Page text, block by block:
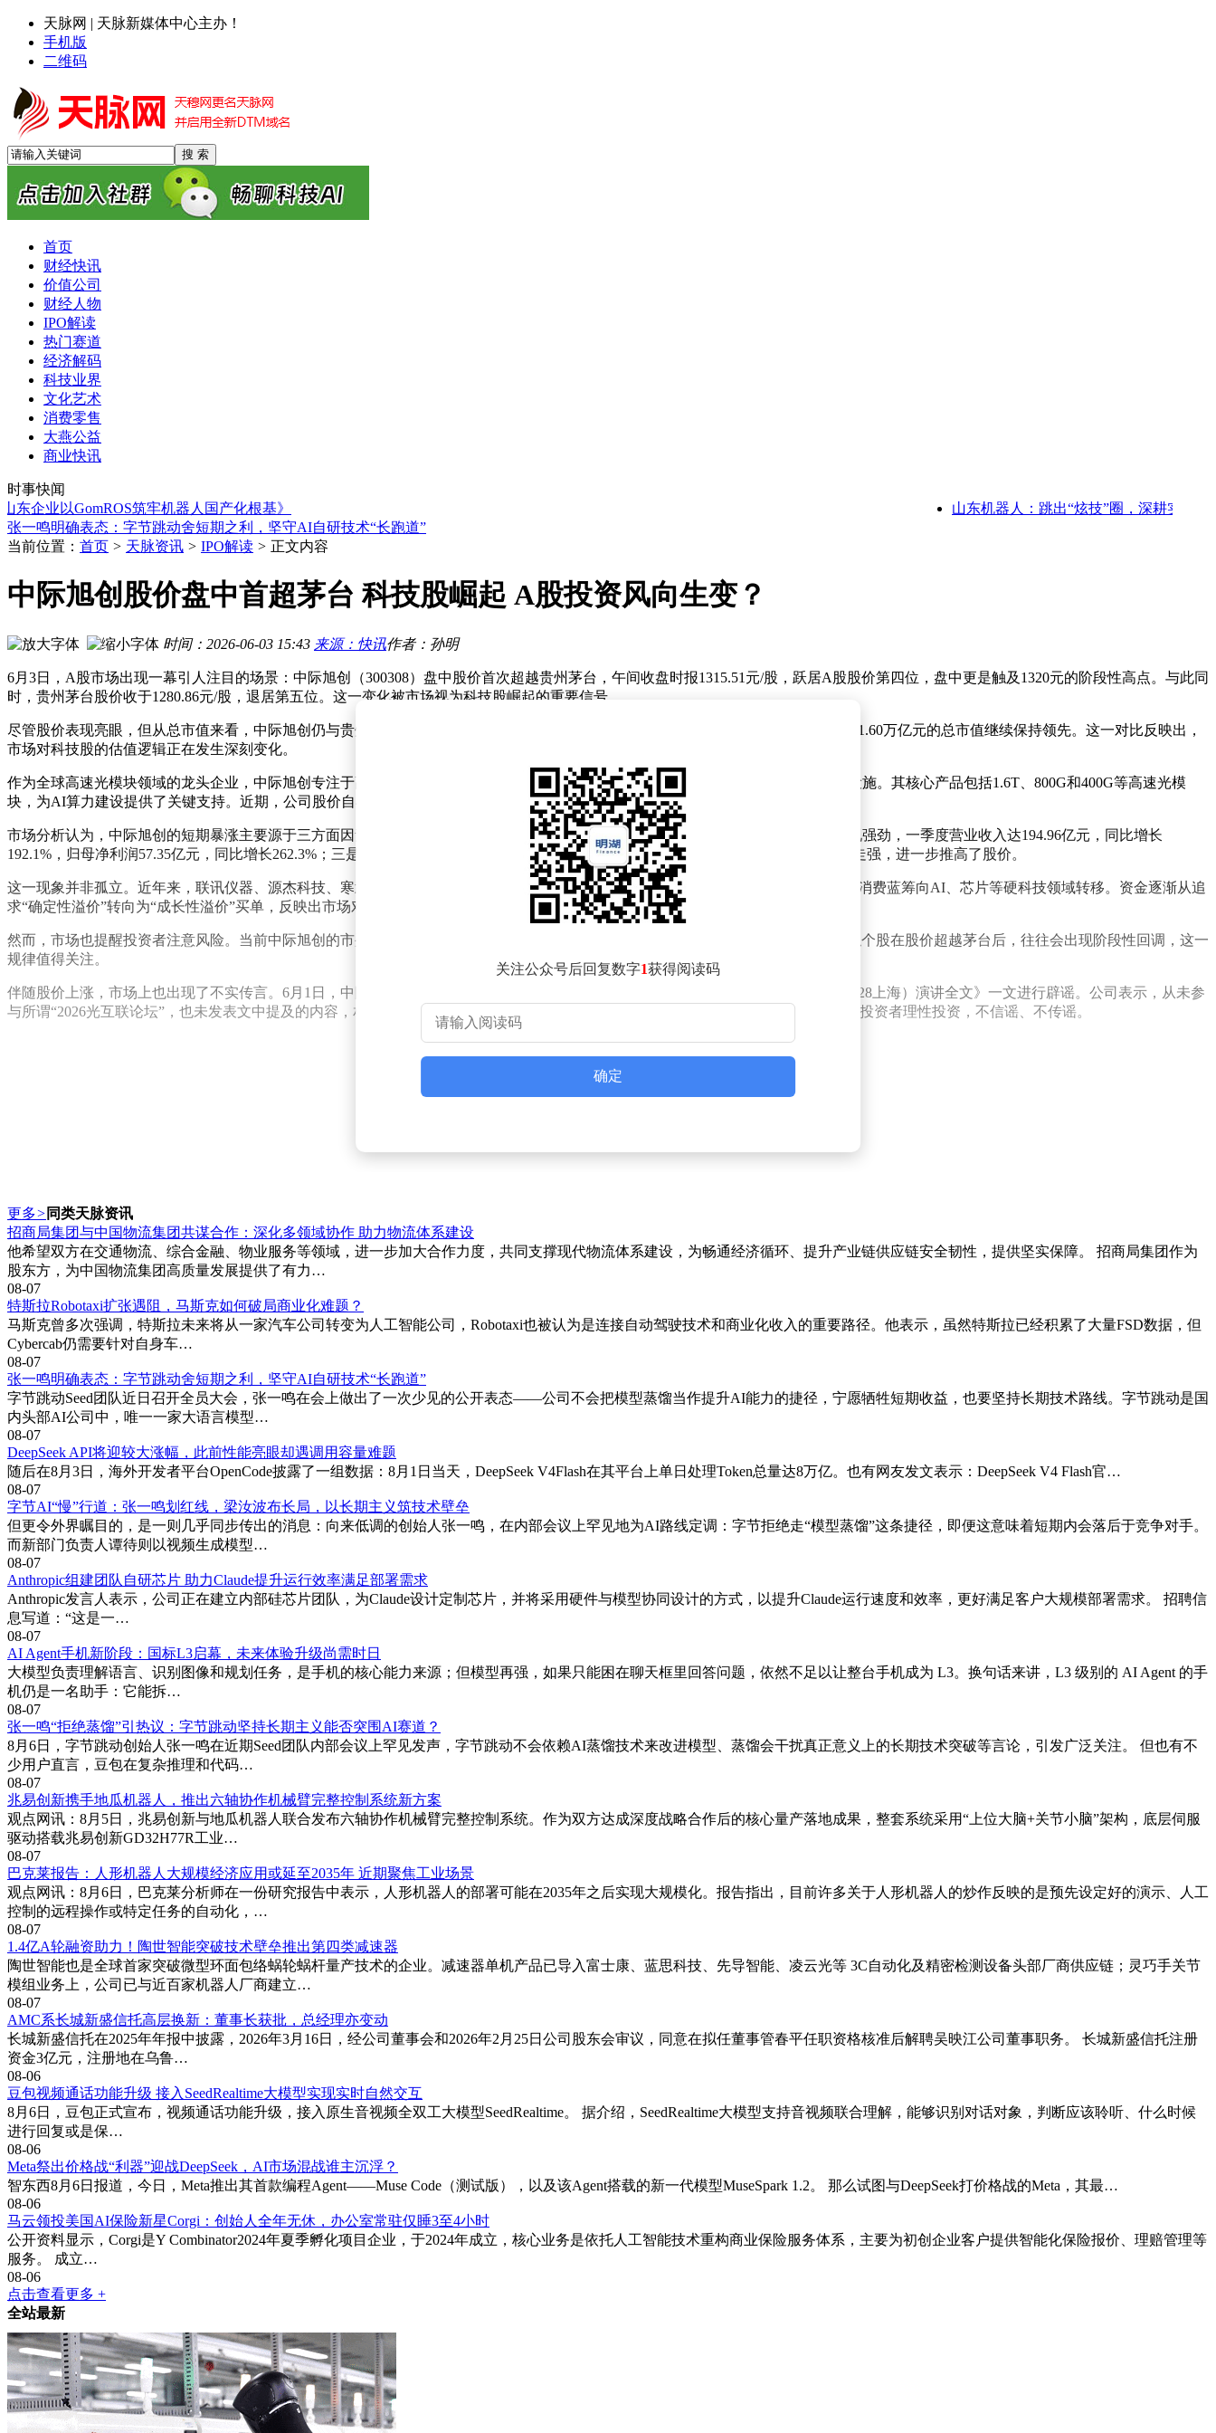
天脉网 | 天脉新媒体中心主办！
手机版
二维码
首页
财经快讯
价值公司
财经人物
IPO解读
热门赛道
经济解码
科技业界
文化艺术
消费零售
大燕公益
商业快讯
时事快闻
业以GomROS筑牢机器人国产化根基》
山东机器人：跳出“炫技”圈，深耕实干田，赋
巴克莱报告：人形机器人大规模经济应用或延至2035年 近期聚焦工业场景
特斯拉Robotaxi扩张遇阻，马斯克如何破局商业化难题？
张一鸣明确表态：字节跳动舍短期之利，坚守AI自研技术“长跑道”
DeepSeek API将迎较大涨幅，此前性能亮眼却遇调用容量难题
字节AI“慢”行道：张一鸣划红线，梁汝波布长局，以长期主义筑技术壁垒
AI Agent手机新阶段：国标L3启幕，未来体验升级尚需时日
张一鸣“拒绝蒸馏”引热议：字节跳动坚持长期主义能否突围AI赛道？
巴克莱报告：人形机器人大规模经济应用或延至2035年 近期聚焦工业场景
当前位置： 首页 > 天脉资讯 > IPO解读 > 正文内容
中际旭创股价盘中首超茅台 科技股崛起 A股投资风向生变？
时间：2026-06-03 15:43 来源：快讯作者：孙明
6月3日，A股市场出现一幕引人注目的场景：中际旭创（300308）盘中股价首次超越贵州茅台，午间收盘时报1315.51元/股，跃居A股股价第四位，盘中更是触及1320元的阶段性高点。与此同
时，贵州茅台股价收于1280.86元/股，退居第五位。这一变化被市场视为科技股崛起的重要信号。
尽管股价表现亮眼，但从总市值来看，中际旭创仍与贵州茅台存在差距。截至午盘收盘，中际旭创总市值为1.47万亿元，而贵州茅台以1.60万亿元的总市值继续保持领先。这一对比反映出，
市场对科技股的估值逻辑正在发生深刻变化。
作为全球高速光模块领域的龙头企业，中际旭创专注于高端光通信收发模块的研发与销售，产品广泛应用于云数据中心和AI算力基础设施。其核心产品包括1.6T、800G和400G等高速光模
块，为AI算力建设提供了关键支持。近期，公司股价自4月初低点以来已累计上涨近100%，引发市场广泛关注。
市场分析认为，中际旭创的短期暴涨主要源于三方面因素：一是全球AI算力资本开支激增，导致相关产品供不应求；二是公司业绩表现强劲，一季度营业收入达194.96亿元，同比增长
192.1%，归母净利润57.35亿元，同比增长262.3%；三是资金流向发生转变，公募、北向和量化资金纷纷加仓科技股，叠加创业板行情走强，进一步推高了股价。
这一现象并非孤立。近年来，联讯仪器、源杰科技、寒武纪等科技股也曾阶段性超越贵州茅台的股价，显示出A股投资风向正在从传统消费蓝筹向AI、芯片等硬科技领域转移。资金逐渐从追
求“确定性溢价”转向为“成长性溢价”买单，反映出市场对科技创新驱动的新周期充满期待。
然而，市场也提醒投资者注意风险。当前中际旭创的市盈率显著高于贵州茅台，短期股价可能已透支部分远期业绩预期。历史上，类似个股在股价超越茅台后，往往会出现阶段性回调，这一
规律值得关注。
伴随股价上涨，市场上也出现了不实传言。6月1日，中际旭创发布澄清公告，针对网络上流传的《中际旭创董事长2026光互联论坛（5.28上海）演讲全文》一文进行辟谣。公司表示，从未参
与所谓“2026光互联论坛”，也未发表文中提及的内容，相关文章为虚假信息。公司已固定证据，将依法追究造谣者的法律责任，并呼吁投资者理性投资，不信谣、不传谣。
关注公众号后回复数字1获得阅读码
确定
更多> 同类天脉资讯
招商局集团与中国物流集团共谋合作：深化多领域协作 助力物流体系建设
他希望双方在交通物流、综合金融、物业服务等领域，进一步加大合作力度，共同支撑现代物流体系建设，为畅通经济循环、提升产业链供应链安全韧性，提供坚实保障。 招商局集团作为
股东方，为中国物流集团高质量发展提供了有力…
08-07
特斯拉Robotaxi扩张遇阻，马斯克如何破局商业化难题？
马斯克曾多次强调，特斯拉未来将从一家汽车公司转变为人工智能公司，Robotaxi也被认为是连接自动驾驶技术和商业化收入的重要路径。他表示，虽然特斯拉已经积累了大量FSD数据，但
Cybercab仍需要针对自身车…
08-07
张一鸣明确表态：字节跳动舍短期之利，坚守AI自研技术“长跑道”
字节跳动Seed团队近日召开全员大会，张一鸣在会上做出了一次少见的公开表态——公司不会把模型蒸馏当作提升AI能力的捷径，宁愿牺牲短期收益，也要坚持长期技术路线。字节跳动是国
内头部AI公司中，唯一一家大语言模型…
08-07
DeepSeek API将迎较大涨幅，此前性能亮眼却遇调用容量难题
随后在8月3日，海外开发者平台OpenCode披露了一组数据：8月1日当天，DeepSeek V4Flash在其平台上单日处理Token总量达8万亿。也有网友发文表示：DeepSeek V4 Flash官…
08-07
字节AI“慢”行道：张一鸣划红线，梁汝波布长局，以长期主义筑技术壁垒
但更令外界瞩目的，是一则几乎同步传出的消息：向来低调的创始人张一鸣，在内部会议上罕见地为AI路线定调：字节拒绝走“模型蒸馏”这条捷径，即便这意味着短期内会落后于竞争对手。
而新部门负责人谭待则以视频生成模型…
08-07
Anthropic组建团队自研芯片 助力Claude提升运行效率满足部署需求
Anthropic发言人表示，公司正在建立内部硅芯片团队，为Claude设计定制芯片，并将采用硬件与模型协同设计的方式，以提升Claude运行速度和效率，更好满足客户大规模部署需求。 招聘信
息写道：“这是一…
08-07
AI Agent手机新阶段：国标L3启幕，未来体验升级尚需时日
大模型负责理解语言、识别图像和规划任务，是手机的核心能力来源；但模型再强，如果只能困在聊天框里回答问题，依然不足以让整台手机成为 L3。换句话来讲，L3 级别的 AI Agent 的手
机仍是一名助手：它能拆…
08-07
张一鸣“拒绝蒸馏”引热议：字节跳动坚持长期主义能否突围AI赛道？
8月6日，字节跳动创始人张一鸣在近期Seed团队内部会议上罕见发声，字节跳动不会依赖AI蒸馏技术来改进模型、蒸馏会干扰真正意义上的长期技术突破等言论，引发广泛关注。 但也有不
少用户直言，豆包在复杂推理和代码…
08-07
兆易创新携手地瓜机器人，推出六轴协作机械臂完整控制系统新方案
观点网讯：8月5日，兆易创新与地瓜机器人联合发布六轴协作机械臂完整控制系统。作为双方达成深度战略合作后的核心量产落地成果，整套系统采用“上位大脑+关节小脑”架构，底层伺服
驱动搭载兆易创新GD32H77R工业…
08-07
巴克莱报告：人形机器人大规模经济应用或延至2035年 近期聚焦工业场景
观点网讯：8月6日，巴克莱分析师在一份研究报告中表示，人形机器人的部署可能在2035年之后实现大规模化。报告指出，目前许多关于人形机器人的炒作反映的是预先设定好的演示、人工
控制的远程操作或特定任务的自动化，…
08-07
1.4亿A轮融资助力！陶世智能突破技术壁垒推出第四类减速器
陶世智能也是全球首家突破微型环面包络蜗轮蜗杆量产技术的企业。减速器单机产品已导入富士康、蓝思科技、先导智能、凌云光等 3C自动化及精密检测设备头部厂商供应链；灵巧手关节
模组业务上，公司已与近百家机器人厂商建立…
08-07
AMC系长城新盛信托高层换新：董事长获批，总经理亦变动
长城新盛信托在2025年年报中披露，2026年3月16日，经公司董事会和2026年2月25日公司股东会审议，同意在拟任董事管春平任职资格核准后解聘吴映江公司董事职务。 长城新盛信托注册
资金3亿元，注册地在乌鲁…
08-06
豆包视频通话功能升级 接入SeedRealtime大模型实现实时自然交互
8月6日，豆包正式宣布，视频通话功能升级，接入原生音视频全双工大模型SeedRealtime。 据介绍，SeedRealtime大模型支持音视频联合理解，能够识别对话对象，判断应该聆听、什么时候
进行回复或是保…
08-06
Meta祭出价格战“利器”迎战DeepSeek，AI市场混战谁主沉浮？
智东西8月6日报道，今日，Meta推出其首款编程Agent——Muse Code（测试版），以及该Agent搭载的新一代模型MuseSpark 1.2。 那么试图与DeepSeek打价格战的Meta，其最…
08-06
马云领投美国AI保险新星Corgi：创始人全年无休，办公室常驻仅睡3至4小时
公开资料显示，Corgi是Y Combinator2024年夏季孵化项目企业，于2024年成立，核心业务是依托人工智能技术重构商业保险服务体系，主要为初创企业客户提供智能化保险报价、理赔管理等
服务。 成立…
08-06
点击查看更多 +
全站最新